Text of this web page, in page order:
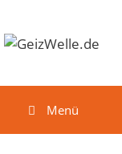
Menü